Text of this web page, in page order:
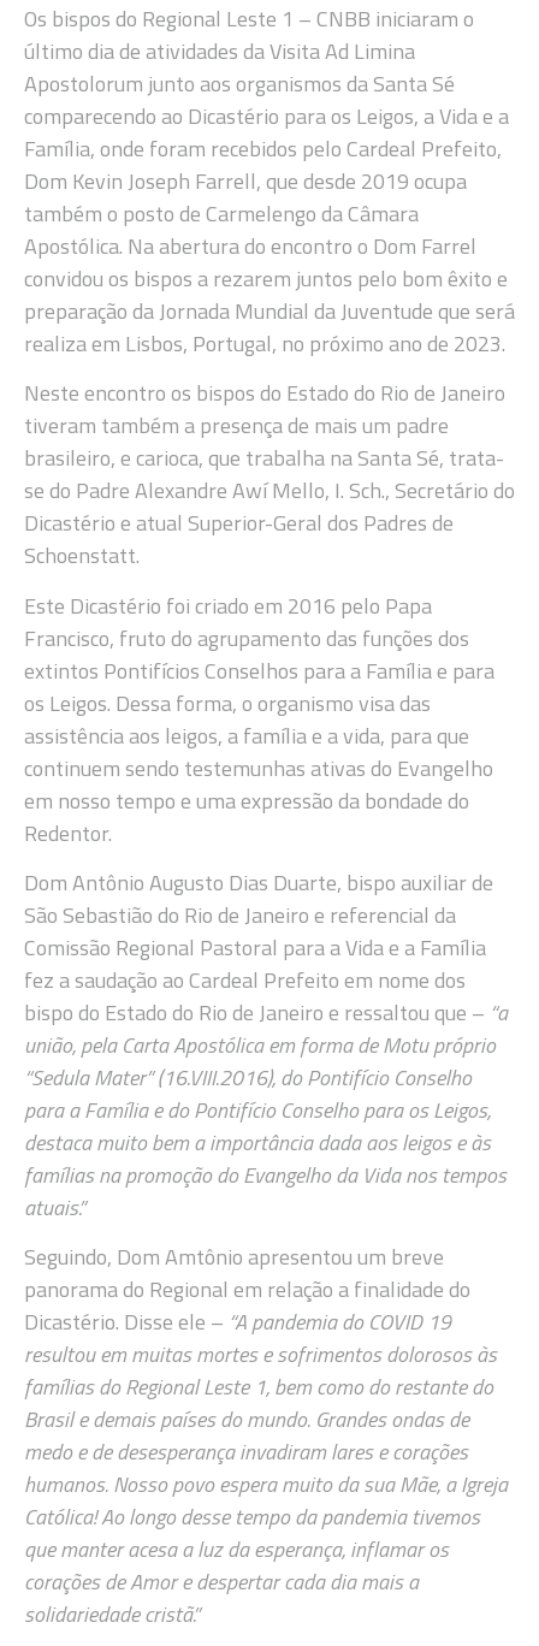
Os bispos do Regional Leste 1 – CNBB iniciaram o
último dia de atividades da Visita Ad Limina
Apostolorum junto aos organismos da Santa Sé
comparecendo ao Dicastério para os Leigos, a Vida e a
Família, onde foram recebidos pelo Cardeal Prefeito,
Dom Kevin Joseph Farrell, que desde 2019 ocupa
também o posto de Carmelengo da Câmara
Apostólica. Na abertura do encontro o Dom Farrel
convidou os bispos a rezarem juntos pelo bom êxito e
preparação da Jornada Mundial da Juventude que será
realiza em Lisbos, Portugal, no próximo ano de 2023.
Neste encontro os bispos do Estado do Rio de Janeiro
tiveram também a presença de mais um padre
brasileiro, e carioca, que trabalha na Santa Sé, trata-
se do Padre Alexandre Awí Mello, I. Sch., Secretário do
Dicastério e atual Superior-Geral dos Padres de
Schoenstatt.
Este Dicastério foi criado em 2016 pelo Papa
Francisco, fruto do agrupamento das funções dos
extintos Pontifícios Conselhos para a Família e para
os Leigos. Dessa forma, o organismo visa das
assistência aos leigos, a família e a vida, para que
continuem sendo testemunhas ativas do Evangelho
em nosso tempo e uma expressão da bondade do
Redentor.
Dom Antônio Augusto Dias Duarte, bispo auxiliar de
São Sebastião do Rio de Janeiro e referencial da
Comissão Regional Pastoral para a Vida e a Família
fez a saudação ao Cardeal Prefeito em nome dos
bispo do Estado do Rio de Janeiro e ressaltou que – “a
união, pela Carta Apostólica em forma de Motu próprio
“Sedula Mater” (16.VIII.2016), do Pontifício Conselho
para a Família e do Pontifício Conselho para os Leigos,
destaca muito bem a importância dada aos leigos e às
famílias na promoção do Evangelho da Vida nos tempos
atuais.”
Seguindo, Dom Amtônio apresentou um breve
panorama do Regional em relação a finalidade do
Dicastério. Disse ele – “A pandemia do COVID 19
resultou em muitas mortes e sofrimentos dolorosos às
famílias do Regional Leste 1, bem como do restante do
Brasil e demais países do mundo. Grandes ondas de
medo e de desesperança invadiram lares e corações
humanos. Nosso povo espera muito da sua Mãe, a Igreja
Católica! Ao longo desse tempo da pandemia tivemos
que manter acesa a luz da esperança, inflamar os
corações de Amor e despertar cada dia mais a
solidariedade cristã.”